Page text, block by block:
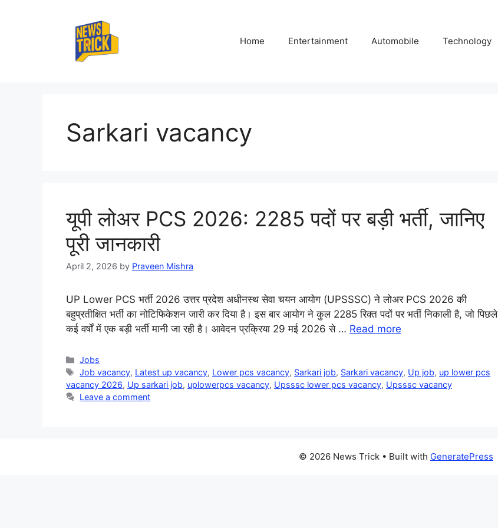
Home Entertainment Automobile Technology
Sarkari vacancy
यूपी लोअर PCS 2026: 2285 पदों पर बड़ी भर्ती, जानिए
पूरी जानकारी
April 2, 2026 by Praveen Mishra
UP Lower PCS भर्ती 2026 उत्तर प्रदेश अधीनस्थ सेवा चयन आयोग (UPSSSC) ने लोअर PCS 2026 की
बहुप्रतीक्षित भर्ती का नोटिफिकेशन जारी कर दिया है। इस बार आयोग ने कुल 2285 रिक्त पदों पर भर्ती निकाली है, जो पिछले
कई वर्षों में एक बड़ी भर्ती मानी जा रही है। आवेदन प्रक्रिया 29 मई 2026 से … Read more
Categories
Jobs
Tags
Job vacancy, Latest up vacancy, Lower pcs vacancy, Sarkari job, Sarkari vacancy, Up job, up lower pcs
vacancy 2026, Up sarkari job, uplowerpcs vacancy, Upsssc lower pcs vacancy, Upsssc vacancy
Leave a comment
© 2026 News Trick • Built with GeneratePress